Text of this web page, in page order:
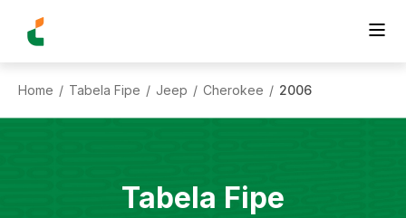
Home / Tabela Fipe / Jeep / Cherokee / 2006
Tabela Fipe